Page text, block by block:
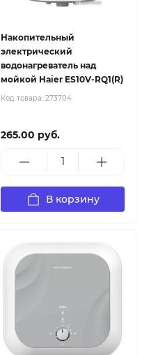
Накопительный
электрический
водонагреватель над
мойкой Haier ES10V-RQ1(R)
Код товара: 273704
265.00 руб.
В корзину